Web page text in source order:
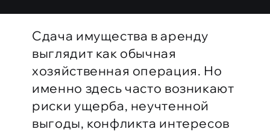
8 800 333 44 77
Сдача имущества в аренду
выглядит как обычная
хозяйственная операция. Но
именно здесь часто возникают
риски ущерба, неучтенной
выгоды, конфликта интересов